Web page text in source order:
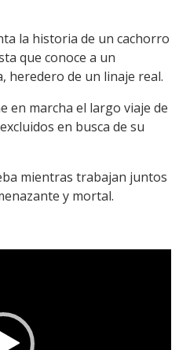
la historia de un cachorro
que conoce a un
heredero de un linaje real.
en marcha el largo viaje de
en busca de su
mientras trabajan juntos
y mortal.